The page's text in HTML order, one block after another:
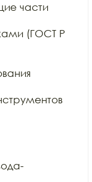
части
(ГОСТ Р